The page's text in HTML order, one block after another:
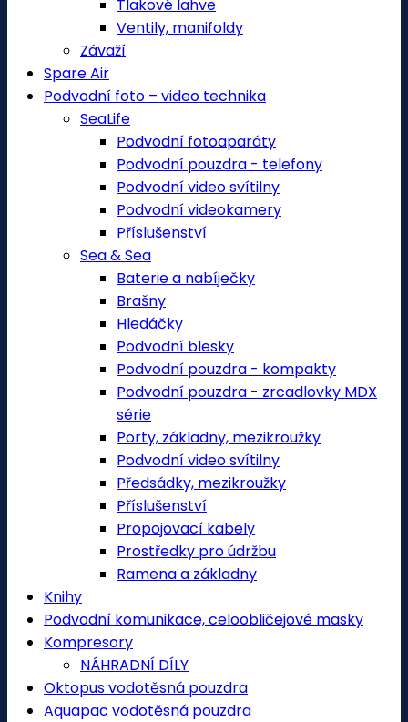
Tlakové lahve
Ventily, manifoldy
Závaží
Spare Air
Podvodní foto – video technika
SeaLife
Podvodní fotoaparáty
Podvodní pouzdra - telefony
Podvodní video svítilny
Podvodní videokamery
Příslušenství
Sea & Sea
Baterie a nabíječky
Brašny
Hledáčky
Podvodní blesky
Podvodní pouzdra - kompakty
Podvodní pouzdra - zrcadlovky MDX
série
Porty, základny, mezikroužky
Podvodní video svítilny
Předsádky, mezikroužky
Příslušenství
Propojovací kabely
Prostředky pro údržbu
Ramena a základny
Knihy
Podvodní komunikace, celoobličejové masky
Kompresory
NÁHRADNÍ DÍLY
Oktopus vodotěsná pouzdra
Aquapac vodotěsná pouzdra